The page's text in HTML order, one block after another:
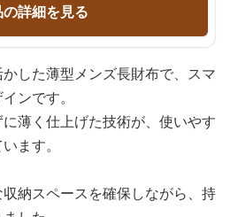
詳細を見る
した薄型メンズ長財布で、スマ
ンです。
薄く仕上げた技術が、使いやす
ます。
納スペースを確保しながら、持